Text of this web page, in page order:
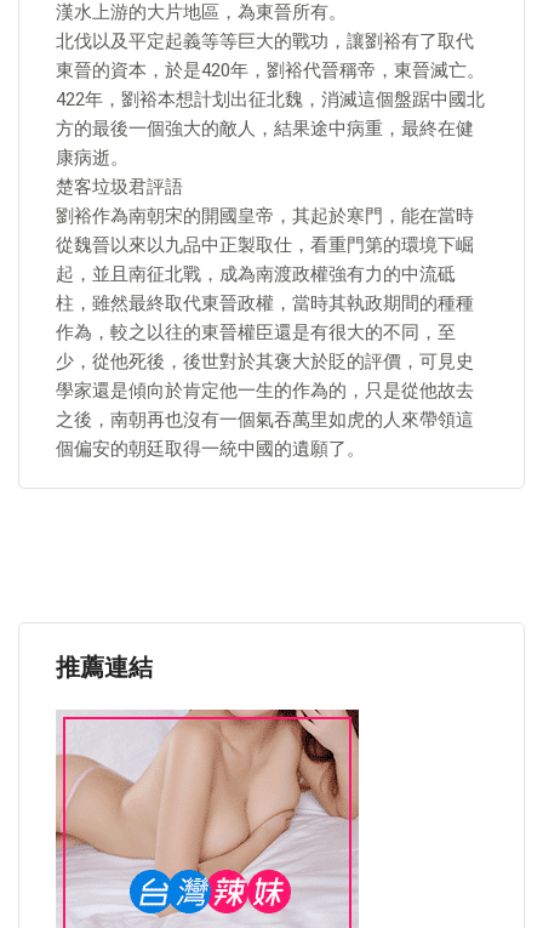
漢水上游的大片地區，為東晉所有。
北伐以及平定起義等等巨大的戰功，讓劉裕有了取代
東晉的資本，於是420年，劉裕代晉稱帝，東晉滅亡。
422年，劉裕本想計划出征北魏，消滅這個盤踞中國北
方的最後一個強大的敵人，結果途中病重，最終在健
康病逝。
楚客垃圾君評語
劉裕作為南朝宋的開國皇帝，其起於寒門，能在當時
從魏晉以來以九品中正製取仕，看重門第的環境下崛
起，並且南征北戰，成為南渡政權強有力的中流砥
柱，雖然最終取代東晉政權，當時其執政期間的種種
作為，較之以往的東晉權臣還是有很大的不同，至
少，從他死後，後世對於其褒大於貶的評價，可見史
學家還是傾向於肯定他一生的作為的，只是從他故去
之後，南朝再也沒有一個氣吞萬里如虎的人來帶領這
個偏安的朝廷取得一統中國的遺願了。
推薦連結